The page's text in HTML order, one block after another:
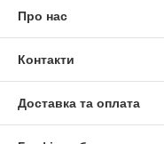
Про нас
Контакти
Доставка та оплата